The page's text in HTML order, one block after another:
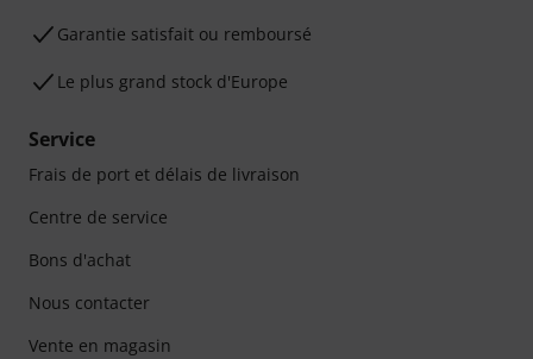
Garantie satisfait ou remboursé
Le plus grand stock d'Europe
Service
Frais de port et délais de livraison
Centre de service
Bons d'achat
Nous contacter
Vente en magasin